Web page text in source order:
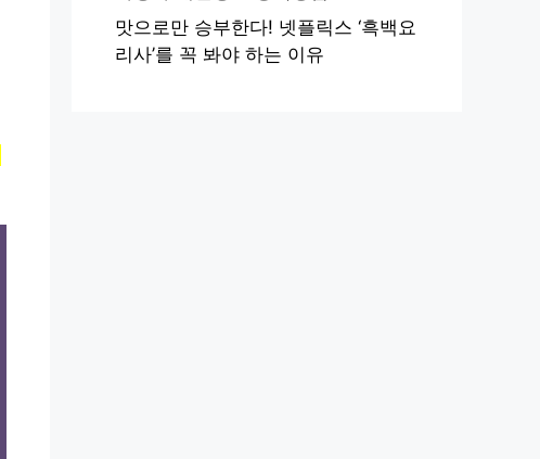
맛으로만 승부한다! 넷플릭스 ‘흑백요
리사’를 꼭 봐야 하는 이유